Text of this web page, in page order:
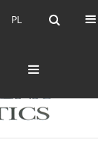
PL PL
EN